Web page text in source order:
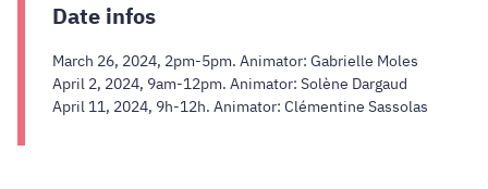
Date infos
March 26, 2024, 2pm-5pm. Animator: Gabrielle Moles
April 2, 2024, 9am-12pm. Animator: Solène Dargaud
April 11, 2024, 9h-12h. Animator: Clémentine Sassolas